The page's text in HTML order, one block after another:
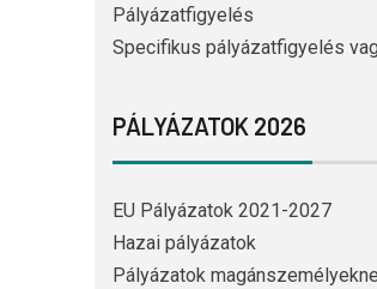
Pályázatfigyelés
Specifikus pályázatfigyelés
PÁLYÁZATOK 2026
EU Pályázatok 2021-2027
Hazai pályázatok
Pályázatok